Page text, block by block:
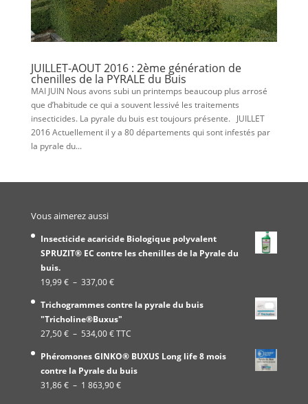
JUILLET-AOUT 2016 : 2ème génération de
chenilles de la PYRALE du Buis
MAI JUIN Nous avons subi un printemps beaucoup plus arrosé
que d’habitude ce qui a souvent lessivé les traitements
insecticides. La pyrale du buis est toujours présente. JUILLET
2016 Actuellement il y a 80 départements qui sont infestés par
la pyrale du...
Vous aimerez aussi
Insecticide acaricide Biologique polyvalent
SPRUZIT® EC contre les chenilles de la Pyrale du
buis.
19,99€ – 337,00€Plage
prix :
19,99 €
à
337,00 €
Trichogrammes contre la pyrale du buis
"Tricholine®Buxus"
27,50€ – 534,00€Plage
prix :
27,50 €
à
TTC
Phéromones GINKO® BUXUS Long life 8 mois
contre la Pyrale du buis
31,86€ – 1 863,90€Plage